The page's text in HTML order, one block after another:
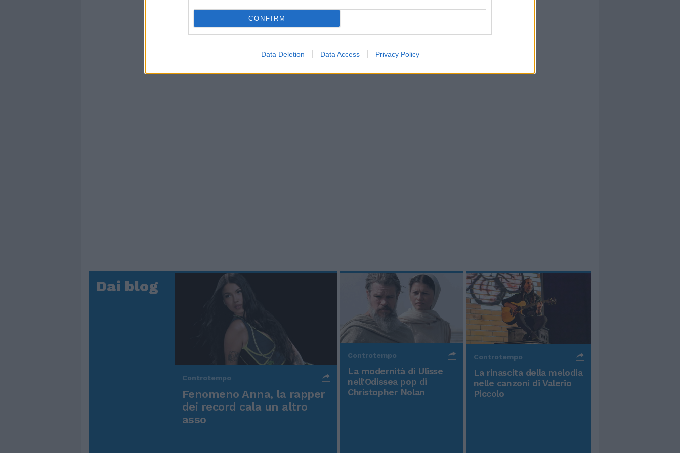
CONFIRM
Data Deletion Data Access Privacy Policy
Dai blog
Controtempo
Fenomeno Anna, la rapper
dei record cala un altro
asso
Controtempo
La modernità di Ulisse
nell'Odissea pop di
Christopher Nolan
Controtempo
La rinascita della melodia
nelle canzoni di Valerio
Piccolo